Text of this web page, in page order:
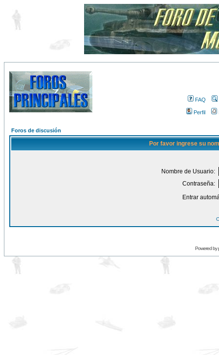
FAQ
Perfil
Foros de discusión
Por favor ingrese su
Nombre de Usuario:
Contraseña:
Entrar
Powered by